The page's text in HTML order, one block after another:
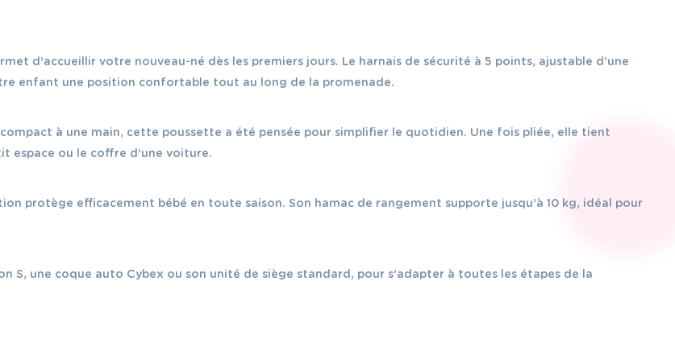
d’accueillir votre nouveau-né dès les premiers jours. Le harnais de sécurité à 5 points, ajustable d’une
enfant une position confortable tout au long de la promenade.
à une main, cette poussette a été pensée pour simplifier le quotidien. Une fois pliée, elle tient
espace ou le coffre d’une voiture.
protège efficacement bébé en toute saison. Son hamac de rangement supporte jusqu’à 10 kg, idéal pour
S, une coque auto Cybex ou son unité de siège standard, pour s’adapter à toutes les étapes de la